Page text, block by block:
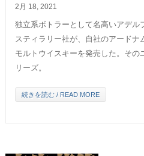
2月 18, 2021
独立系ボトラーとして名高いアデル
スティラリー社が、自社のアードナ
モルトウイスキーを発売した。その
リーズ。
続きを読む / READ MORE